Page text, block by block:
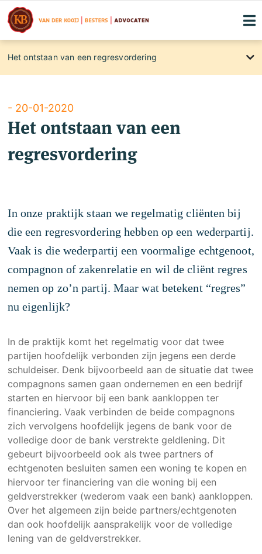
Het ontstaan van een regresvordering
About
Blog
Maandelijkse kennismakingslunches
Contact
Klachtenregeling
Privacyverklaring
Advocaten die voor u strijden
Algemene Voorwaarden
Over ons
Disclaimer
Kwaliteit
Rechtsgebieden
Winnaarsmentaliteit
Beschermd: Intern
Servicegericht
Landelijke dekking
Werken bij VDKB
Producten
- 20-01-2020
Het ontstaan van een
regresvordering
In onze praktijk staan we regelmatig cliënten bij
die een regresvordering hebben op een wederpartij.
Vaak is die wederpartij een voormalige echtgenoot,
compagnon of zakenrelatie en wil de cliënt regres
nemen op zo’n partij. Maar wat betekent “regres”
nu eigenlijk?
In de praktijk komt het regelmatig voor dat twee
partijen hoofdelijk verbonden zijn jegens een derde
schuldeiser. Denk bijvoorbeeld aan de situatie dat twee
compagnons samen gaan ondernemen en een bedrijf
starten en hiervoor bij een bank aankloppen ter
financiering. Vaak verbinden de beide compagnons
zich vervolgens hoofdelijk jegens de bank voor de
volledige door de bank verstrekte geldlening. Dit
gebeurt bijvoorbeeld ook als twee partners of
echtgenoten besluiten samen een woning te kopen en
hiervoor ter financiering van die woning bij een
geldverstrekker (wederom vaak een bank) aankloppen.
Over het algemeen zijn beide partners/echtgenoten
dan ook hoofdelijk aansprakelijk voor de volledige
lening van de geldverstrekker.